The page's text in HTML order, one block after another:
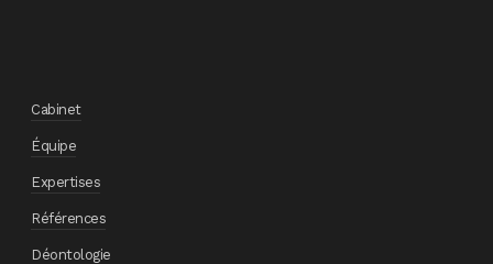
Cabinet
Équipe
Expertises
Références
Déontologie